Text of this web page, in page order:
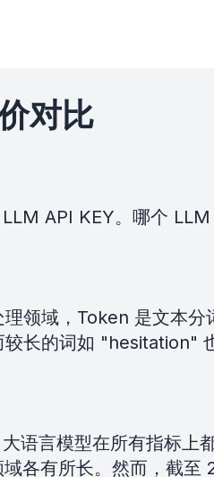
对比
API KEY。哪个 LLM
领域，Token 是文本
长的词如 "hesitation"
语言模型在所有指标上
各有所长。然而，截